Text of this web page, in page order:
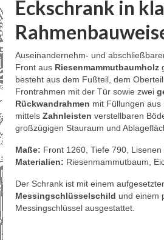
Eckschrank in
Auseinandernehm‑ und
Front aus Riesenmammutbaumholz
besteht aus dem Fußteil, dem
Frontrahmen mit der Tür sowie zwei
Rückwandrahmen mit Füllungen aus
mittels Zahnleisten verstellbaren
großzügigen Stauraum und
Maße: Front 1260, Tiefe 790,
Materialien: Riesenmammutbaum,
Der Schrank ist mit einem
Messingschlüsselschild und einem
Messingschlüssel ausgestattet.